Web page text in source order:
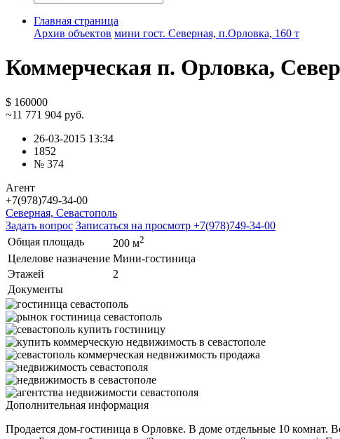
Главная страница
Архив объектов мини гост. Северная, п.Орловка, 160 т
Коммерческая п. Орловка,
$ 160000
~11 771 904 руб.
26-03-2015 13:34
1852
№ 374
Агент
+7(978)749-34-00
Северная, Севастополь
Задать вопрос Записаться на просмотр +7(978)749-34-00
Общая площадь
200 м2
Целелове назначение Мини-гостиница
Этажей
2
Документы
Дополнительная информация
Продается дом-гостиница в Орловке. В доме отдельные 10 комнат.